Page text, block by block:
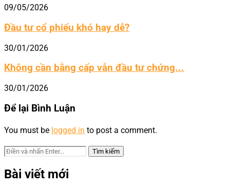
09/05/2026
Đầu tư cổ phiếu khó hay dễ?
30/01/2026
Không cần bằng cấp vẫn đầu tư chứng...
30/01/2026
Để lại Bình Luận
You must be logged in to post a comment.
Bài viết mới